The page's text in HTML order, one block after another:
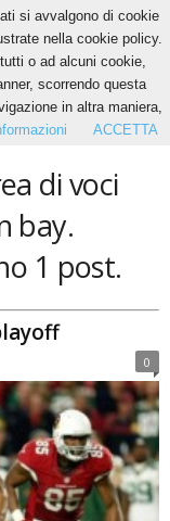
di voci
bay.
1 post.
0
si avvalgono di cookie
nella cookie policy.
o ad alcuni cookie,
scorrendo questa
in altra maniera,
ACCETTA